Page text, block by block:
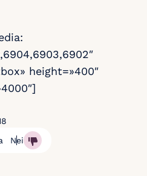
height=»400″
Nei